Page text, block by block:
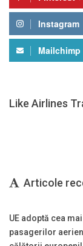
Instagram
Mailchimp
Like Airlines
Articole
UE adoptă cea
pasagerilor